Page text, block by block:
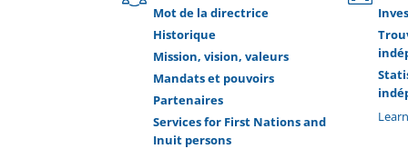
Mot de la directrice
Historique
Mission, vision, valeurs
Mandats et pouvoirs
Partenaires
Services for First Nations and
Inuit persons